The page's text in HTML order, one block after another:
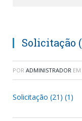
Solicitação
POR ADMINISTRADOR EM
Solicitação (21) (1)